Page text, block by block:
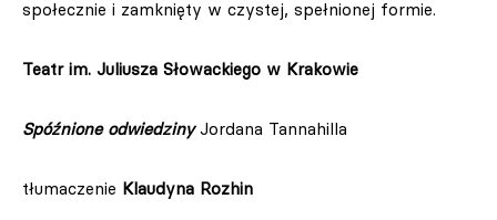
społecznie i zamknięty w czystej, spełnionej formie.
Teatr im. Juliusza Słowackiego w Krakowie
Spóźnione odwiedziny Jordana Tannahilla
tłumaczenie Klaudyna Rozhin